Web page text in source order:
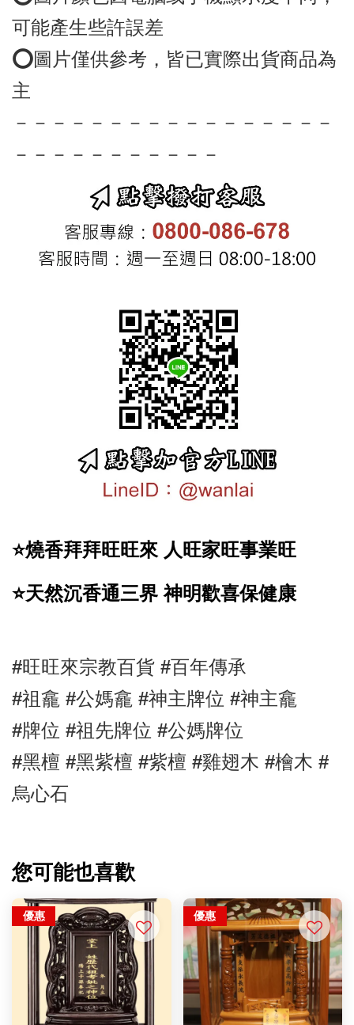
可能產生些許誤差
⭕️圖片僅供參考，皆已實際出貨商品為
－－－－－－－－－－－－－－－－－
－－－－－－－－－－－
⭐️燒香拜拜旺旺來 人旺家旺事業旺
⭐️天然沉香通三界 神明歡喜保健康
#旺旺來宗教百貨 #百年傳承
#祖龕 #公媽龕 #神主牌位 #神主龕
#牌位 #祖先牌位 #公媽牌位
#黑檀 #黑紫檀 #紫檀 #雞翅木 #檜木 #
烏心石
您可能也喜歡
優惠 優惠